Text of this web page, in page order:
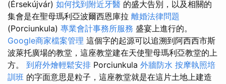
(Érsekújvár) 如何找到附近牙醫 的盛大告別，以及相關的
集會是在聖母瑪利亞波爾西恩庫拉 離婚法律問題
(Porciunkula) 專業會計事務所服務 盛宴上進行的。
Google商家檔案管理 這個字的起源可以追溯到阿西西市斯
波萊托廣場的教堂，這座教堂建在天使聖母瑪利亞教堂的上
方。 到府外燴輕鬆安排 Porciunkula 外牆防水 按摩執照培
訓班 的字面意思是粒子，這座教堂就是在這片土地上建造